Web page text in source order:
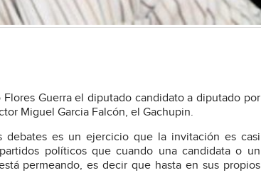
Guerra el diputado candidato a diputado por
Miguel Garcia Falcón, el Gachupin.
es un ejercicio que la invitación es casi
políticos que cuando una candidata o un
permeando, es decir que hasta en sus propios